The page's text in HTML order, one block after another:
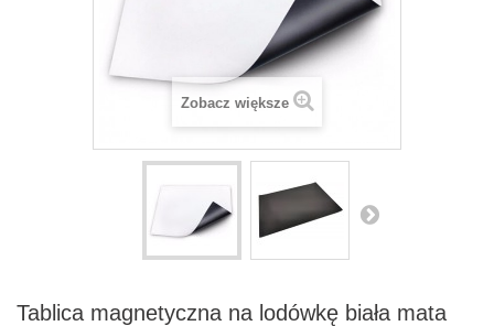
Zobacz większe
Tablica magnetyczna na lodówkę biała mata